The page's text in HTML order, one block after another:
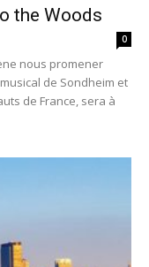
the Woods
0
nous promener
de Sondheim et
de France, sera à